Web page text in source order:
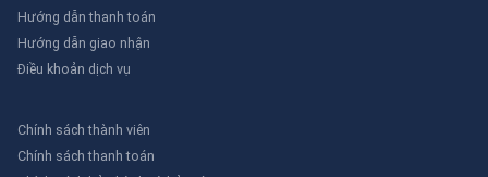
Hướng dẫn thanh toán
Hướng dẫn giao nhận
Điều khoản dịch vụ
Chính sách thành viên
Chính sách thanh toán